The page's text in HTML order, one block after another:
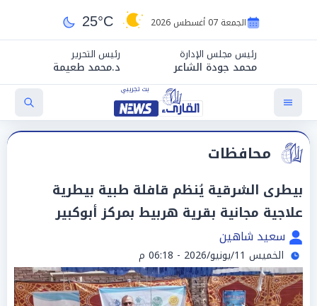
الجمعة 07 أغسطس 2026 25°C
رئيس مجلس الإدارة
محمد جودة الشاعر
رئيس التحرير
د.محمد طعيمة
محافظات
بيطرى الشرقية يُنظم قافلة طبية بيطرية
علاجية مجانية بقرية هربيط بمركز أبوكبير
سعيد شاهين
الخميس 11/يونيو/2026 - 06:18 م